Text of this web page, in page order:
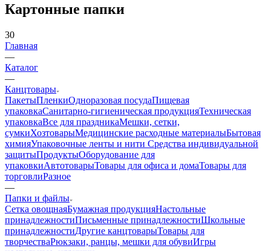
Картонные папки
30
Главная
—
Каталог
—
Канцтовары
ПакетыПленкиОдноразовая посудаПищевая
упаковкаСанитарно-гигиеническая продукцияТехническая
упаковкаВсе для праздникаМешки, сетки,
сумкиХозтоварыМедицинские расходные материалыБытовая
химияУпаковочные ленты и нити Средства индивидуальной
защитыПродуктыОборудование для
упаковкиАвтотоварыТовары для офиса и домаТовары для
торговлиРазное
—
Папки и файлы
Сетка овощнаяБумажная продукцияНастольные
принадлежностиПисьменные принадлежностиШкольные
принадлежностиДругие канцтоварыТовары для
творчестваРюкзаки, ранцы, мешки для обувиИгры